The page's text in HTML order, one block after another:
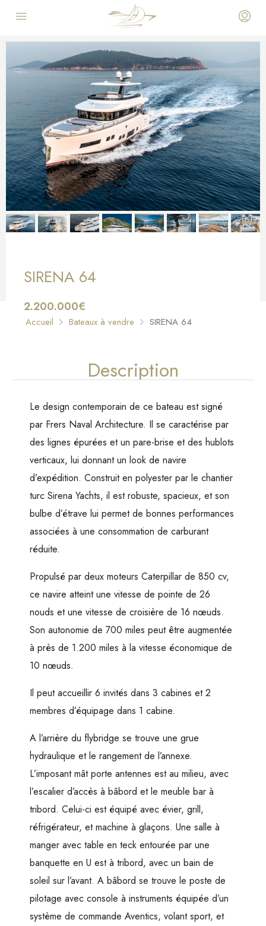
SIRENA 64
2.200.000€
À VENDRE
Accueil Bateaux à vendre SIRENA 64
Description
Le design contemporain de ce bateau est signé
par Frers Naval Architecture. Il se caractérise par
des lignes épurées et un pare-brise et des hublots
verticaux, lui donnant un look de navire
d’expédition. Construit en polyester par le chantier
turc Sirena Yachts, il est robuste, spacieux, et son
bulbe d’étrave lui permet de bonnes performances
associées à une consommation de carburant
réduite.
Propulsé par deux moteurs Caterpillar de 850 cv,
ce navire atteint une vitesse de pointe de 26
nouds et une vitesse de croisière de 16 nœuds.
Son autonomie de 700 miles peut être augmentée
à près de 1.200 miles à la vitesse économique de
10 nœuds.
Il peut accueillir 6 invités dans 3 cabines et 2
membres d’équipage dans 1 cabine.
A l’arrière du flybridge se trouve une grue
hydraulique et le rangement de l’annexe.
L’imposant mât porte antennes est au milieu, avec
l’escalier d’accès à bâbord et le meuble bar à
tribord. Celui-ci est équipé avec évier, grill,
réfrigérateur, et machine à glaçons. Une salle à
manger avec table en teck entourée par une
banquette en U est à tribord, avec un bain de
soleil sur l’avant. A bâbord se trouve le poste de
pilotage avec console à instruments équipée d’un
système de commande Aventics, volant sport, et